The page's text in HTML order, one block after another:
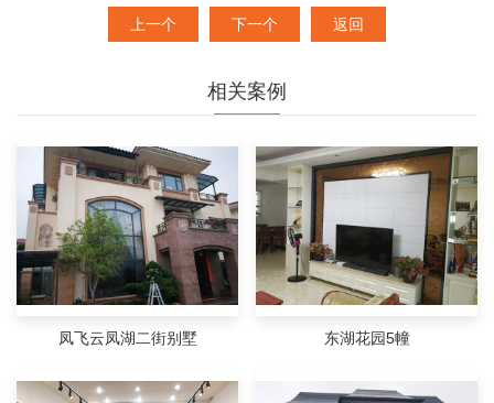
上一个 下一个 返回
相关案例
凤飞云凤湖二街别墅 东湖花园5幢